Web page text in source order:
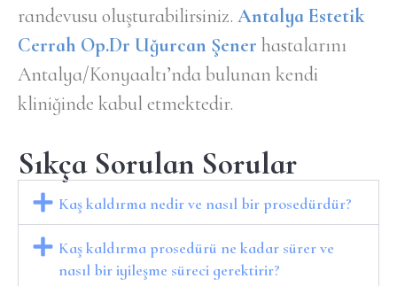
randevusu oluşturabilirsiniz. Antalya Estetik
Cerrah Op.Dr Uğurcan Şener hastalarını
Antalya/Konyaaltı’nda bulunan kendi
kliniğinde kabul etmektedir.
Sıkça Sorulan Sorular
Kaş kaldırma nedir ve nasıl bir prosedürdür?
Kaş kaldırma prosedürü ne kadar sürer ve
nasıl bir iyileşme süreci gerektirir?